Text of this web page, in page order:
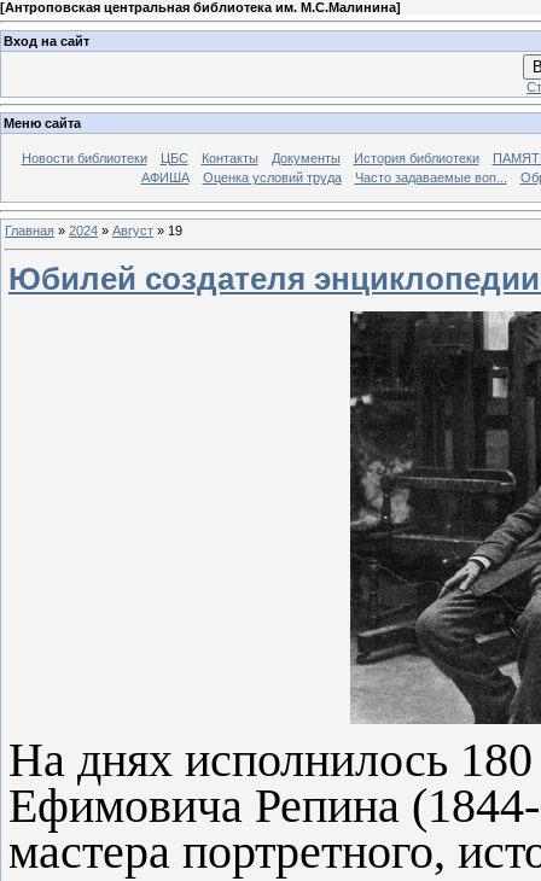
[Антроповская центральная библиотека им. М.С.Малинина]
Вход на сайт
Меню сайта
Новости библиотеки ЦБС Контакты Документы История библиотеки
АФИША
Оценка условий труда Часто задаваемые воп...
Главная » 2024 » Август » 19
Юбилей создателя
На днях исполнилось
Ефимовича Репина
мастера портретного,